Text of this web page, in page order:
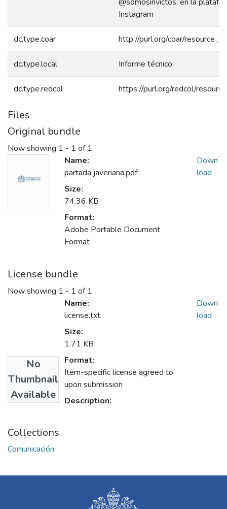
Instagram
dc.type.coar http://purl.org/coar/
dc.type.local Informe técnico
dc.type.redcol https://purl.org/redcol/
Files
Original bundle
Now showing 1 - 1 of 1
Name:
partada javeriana.pdf
Size:
74.36 KB
Format:
Adobe Portable Document
Format
Down
load
License bundle
Now showing 1 - 1 of 1
No
Thumbnail
Available
Name:
license.txt
Size:
1.71 KB
Format:
Item-specific license agreed to
upon submission
Description:
Down
load
Collections
Comunicación